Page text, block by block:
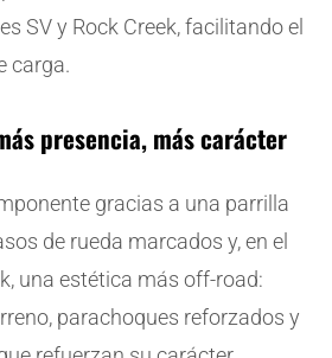
SV y Rock Creek, facilitando el
carga.
presencia, más carácter
gracias a una parrilla
de rueda marcados y, en el
una estética más off-road:
parachoques reforzados y